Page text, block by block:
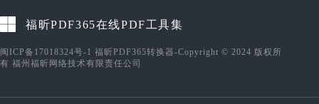
福昕PDF365在线PDF工具集
闽ICP备17018324号-1 福昕PDF365转换器-Copyright © 2024 版权所
有 福州福昕网络技术有限责任公司